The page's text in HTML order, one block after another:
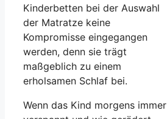
Kinderbetten bei der Auswahl
der Matratze keine
Kompromisse eingegangen
werden, denn sie trägt
maßgeblich zu einem
erholsamen Schlaf bei.
Wenn das Kind morgens immer